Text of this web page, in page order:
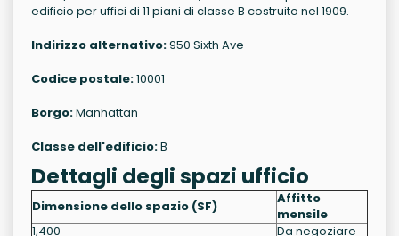
edificio per uffici di 11 piani di classe B costruito nel 1909.
Indirizzo alternativo:950 Sixth Ave
Codice postale:10001
Borgo:Manhattan
Classe dell'edificio:B
Dettagli degli spazi ufficio
Dimensione dello spazio (SF)
Affitto
mensile
1,400
Da negoziare